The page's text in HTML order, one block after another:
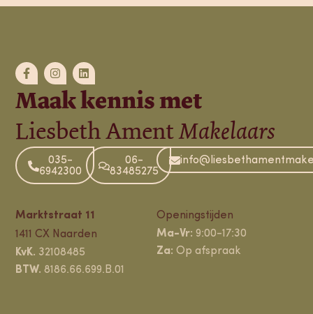
Maak kennis met
Liesbeth AmentMakelaars
035-
6942300
06-
83485275
Marktstraat 11
1411 CX Naarden
KvK. 32108485
BTW. 8186.66.699.B.01
Openingstijden
Ma-Vr: 9:00-17:30
Za: Op afspraak